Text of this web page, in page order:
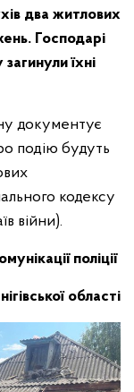
два житлових
Господарі
їхні
документує
подію будуть
кодексу
війни).
поліції
області